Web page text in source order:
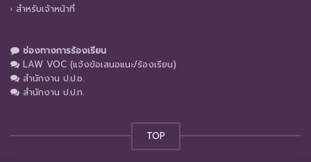
สำหรับเจ้าหน้าที่
ช่องทางการร้องเรียน
LAW VOC (แจ้งข้อเสนอแนะ/ร้องเรียน)
สำนักงาน ป.ป.ช.
สำนักงาน ป.ป.ท.
TOP